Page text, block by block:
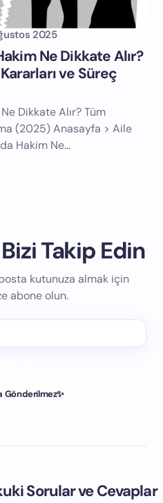
2025
Ne Dikkate Alır?
ve Süreç
Dikkate Alır? Tüm
(2025) Anasayfa > Aile
Hakim Ne…
Takip Edin
posta kutunuza almak için
abone olun.
Gönderilmez✨
Sorular ve Cevaplar